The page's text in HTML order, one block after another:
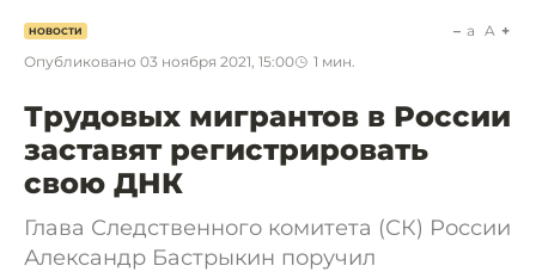
НОВОСТИ
Опубликовано 03 ноября 2021, 15:00 1 мин.
a A
Трудовых мигрантов в России
заставят регистрировать
свою ДНК
Глава Следственного комитета (СК) России
Александр Бастрыкин поручил